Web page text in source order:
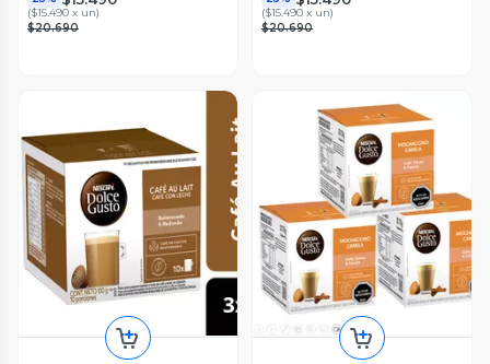
($15.490 x un)
$20.690
($15.490 x un)
$20.690